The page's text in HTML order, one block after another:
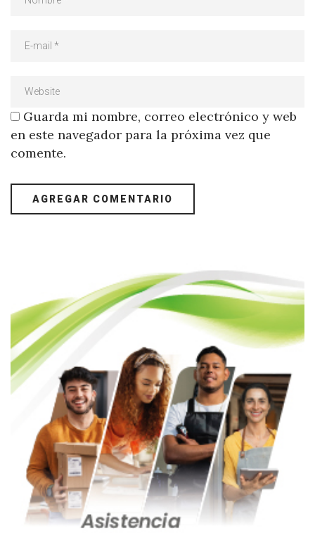
Guarda mi nombre, correo electrónico y web
en este navegador para la próxima vez que
comente.